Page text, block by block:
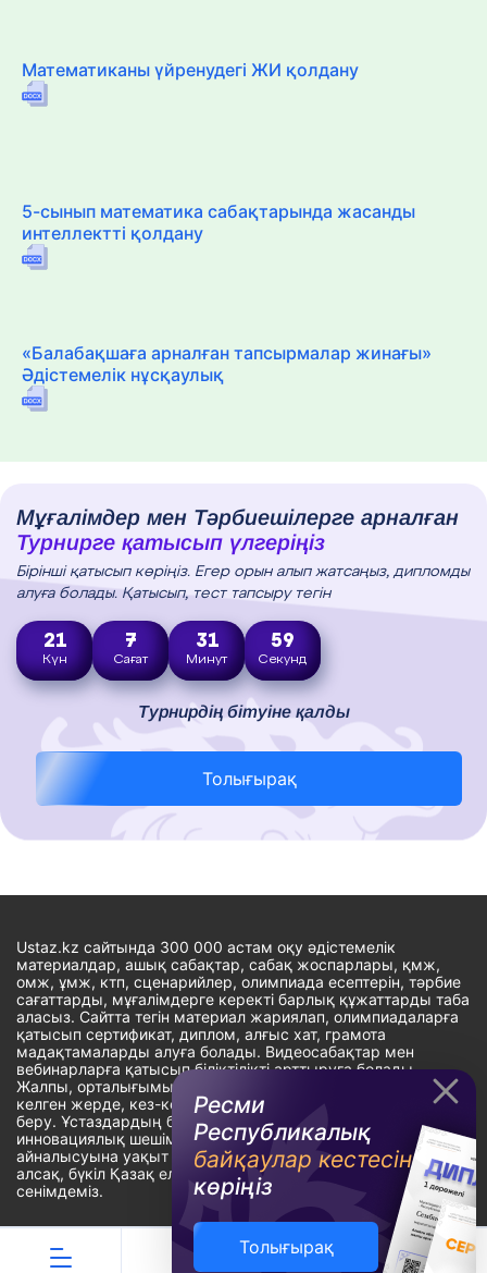
Ресми
Республикалық
байқаулар кестесін
көріңіз
Толығырақ
Математиканы үйренудегі ЖИ қолдану
5-сынып математика сабақтарында жасанды
интеллектті қолдану
«Балабақшаға арналған тапсырмалар жинағы»
Әдістемелік нұсқаулық
Мұғалімдер мен Тәрбиешілерге арналған
Турнирге қатысып үлгеріңіз
Бірінші қатысып көріңіз. Егер орын алып жатсаңыз, дипломды
алуға болады. Қатысып, тест тапсыру тегін
21
Күн
7
Сағат
31
Минут
58
Секунд
Турнирдің бітуіне қалды
Толығырақ
Ustaz.kz сайтында 300 000 астам оқу әдістемелік
материалдар, ашық сабақтар, сабақ жоспарлары, қмж,
омж, ұмж, ктп, сценарийлер, олимпиада есептерін, тәрбие
сағаттарды, мұғалімдерге керекті барлық құжаттарды таба
аласыз. Сайтта тегін материал жариялап, олимпиадаларға
қатысып сертификат, диплом, алғыс хат, грамота
мадақтамаларды алуға болады. Видеосабақтар мен
вебинарларға қатысып біліктілікті арттыруға болады.
Жалпы, орталығымыздың басты мақсаты: ұстаздарға кез-
келген жерде, кез-келген уақытта білім алуына мүмкіндік
беру. Ұстаздардың барлық өзекті мәселелеріне
инновациялық шешім тауып, шығармашылық жұмыспен
айналысуына уақыт сыйлау. «Ұстаздарға сапалы білім бере
алсақ, бүкіл Қазақ еліне білім бере аламыз» - деген
сенімдеміз.